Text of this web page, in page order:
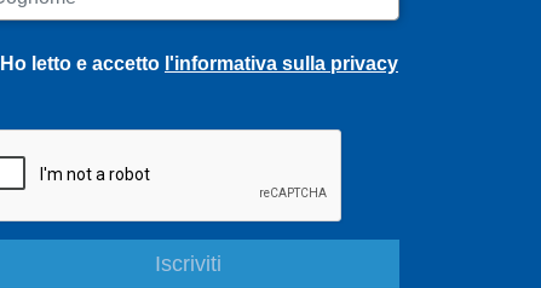
Ho letto e accetto l'informativa sulla privacy